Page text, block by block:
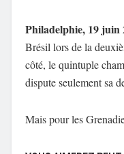
Philadelphie, 19 juin
Brésil lors de la
côté, le quintuple
dispute seulement sa
Mais pour les